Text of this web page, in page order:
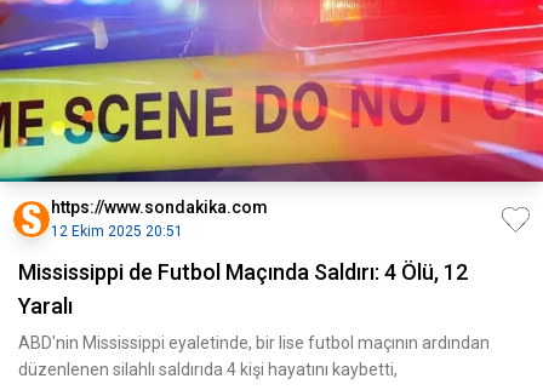
https://www.sondakika.com
12 Ekim 2025 20:51
Mississippi de Futbol Maçında Saldırı: 4 Ölü, 12
Yaralı
ABD'nin Mississippi eyaletinde, bir lise futbol maçının ardından
düzenlenen silahlı saldırıda 4 kişi hayatını kaybetti,